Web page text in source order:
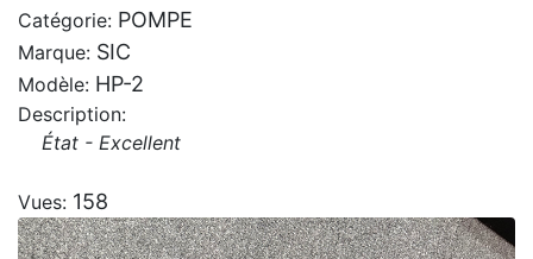
Catégorie: POMPE
Marque: SIC
Modèle: HP-2
Description:
État - Excellent
Vues: 158